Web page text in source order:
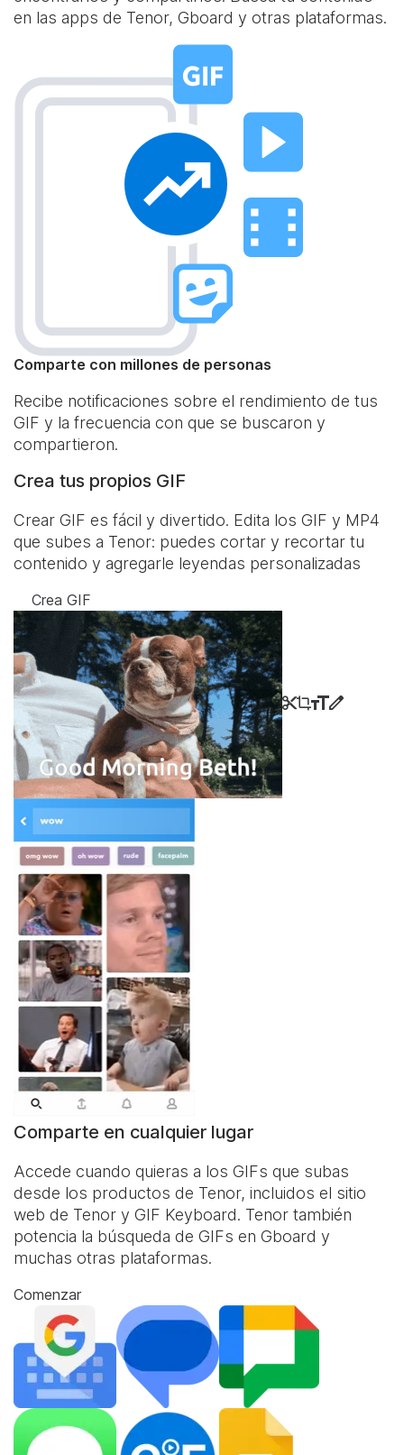
en las apps de Tenor, Gboard y otras plataformas.
Comparte con millones de personas
Recibe notificaciones sobre el rendimiento de tus
GIF y la frecuencia con que se buscaron y
compartieron.
Crea tus propios GIF
Crear GIF es fácil y divertido. Edita los GIF y MP4
que subes a Tenor: puedes cortar y recortar tu
contenido y agregarle leyendas personalizadas
Crea GIF
Comparte en cualquier lugar
Accede cuando quieras a los GIFs que subas
desde los productos de Tenor, incluidos el sitio
web de Tenor y GIF Keyboard. Tenor también
potencia la búsqueda de GIFs en Gboard y
muchas otras plataformas.
Comenzar